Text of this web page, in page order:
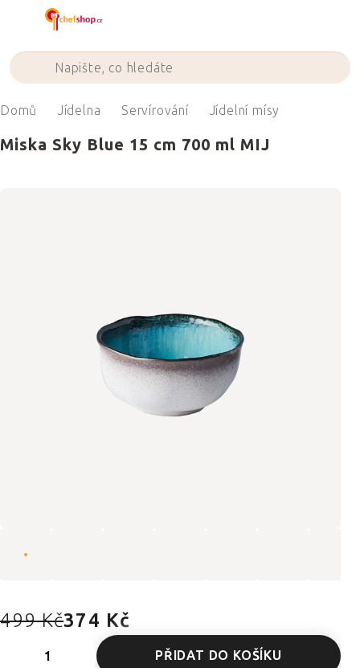
Domů Jídelna Servírování Jídelní mísy
Miska Sky Blue 15 cm 700 ml MIJ
499 Kč374 Kč
PŘIDAT DO KOŠÍKU